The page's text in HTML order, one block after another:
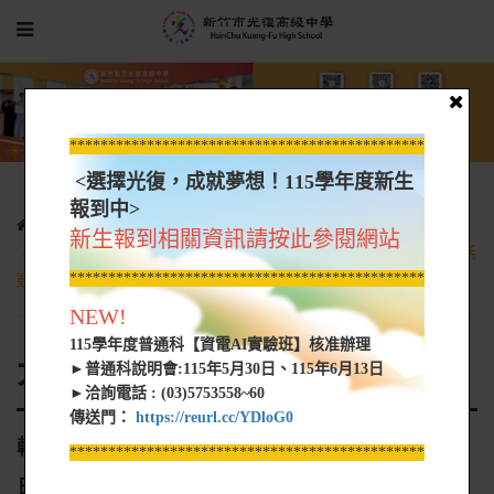
光復新聞
大學營隊資訊
轉知 南臺學校財團法人南臺科技大學擬辦理「一日3D體驗營」活
動，活動內容詳如附件
大學營隊資訊
轉知 南臺學校財團法人南臺科技大學擬辦理「一
日3D體驗營」活動，活動內容詳如附件
*****************************************************
<選擇光復，成就夢想！115學年度新生
報到中>
新生報到相關資訊請按此參閱網站
*****************************************************
NEW!
115學年度普通科【資電AI實驗班】核准辦理
►普通科說明會:115年5月30日、115年6月13日
►洽詢電話 : (03)5753558~60
傳送門： https://reurl.cc/YDloG0
*****************************************************